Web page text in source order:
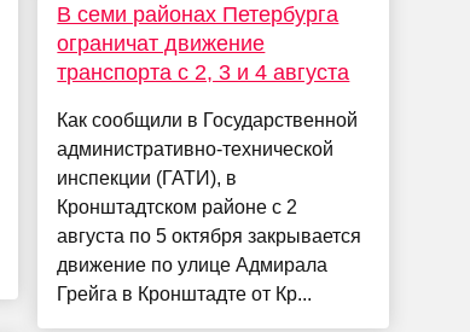
В семи районах Петербурга
ограничат движение
транспорта с 2, 3 и 4 августа
Как сообщили в Государственной
административно-технической
инспекции (ГАТИ), в
Кронштадтском районе с 2
августа по 5 октября закрывается
движение по улице Адмирала
Грейга в Кронштадте от Кр...